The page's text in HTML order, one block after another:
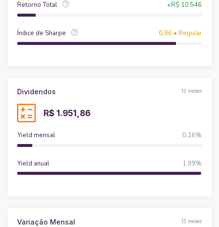
Retorno Total +R$ 10.546
Índice de Sharpe 0,86 • Regular
12 meses
Dividendos
R$ 1.951,86
Yield mensal 0,16%
Yield anual 1,99%
12 meses
Variação Mensal